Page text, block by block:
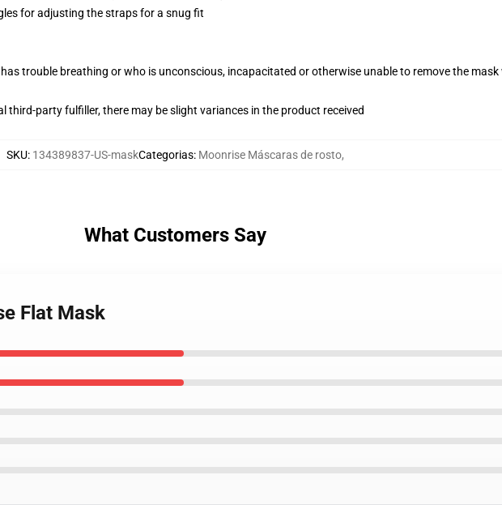
for adjusting the straps for a snug fit
trouble breathing or who is unconscious, incapacitated or otherwise unable to remove the
third-party fulfiller, there may be slight variances in the product received
SKU: 134389837-US-maskCategorias: Moonrise Máscaras de rosto,
What Customers Say
Flat Mask